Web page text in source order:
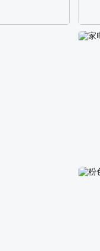
校
家